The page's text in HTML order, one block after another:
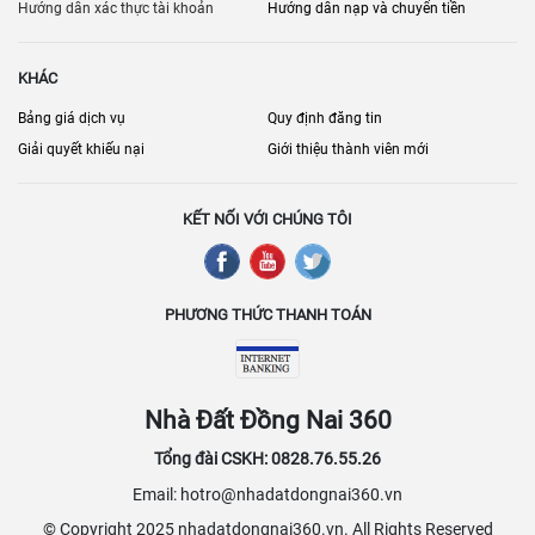
người thuê.
Hướng dẫn xác thực tài khoản
Hướng dẫn nạp và chuyển tiền
KHÁC
Bảng giá dịch vụ
Quy định đăng tin
Giải quyết khiếu nại
Giới thiệu thành viên mới
KẾT NỐI VỚI CHÚNG TÔI
PHƯƠNG THỨC THANH TOÁN
Nhà Đất Đồng Nai 360
Tổng đài CSKH: 0828.76.55.26
Email: hotro@nhadatdongnai360.vn
© Copyright 2025 nhadatdongnai360.vn. All Rights Reserved